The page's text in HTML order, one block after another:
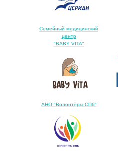
АНО "Волонтёры СПб"
Семейный медицинский
центр
"BABY VITA"